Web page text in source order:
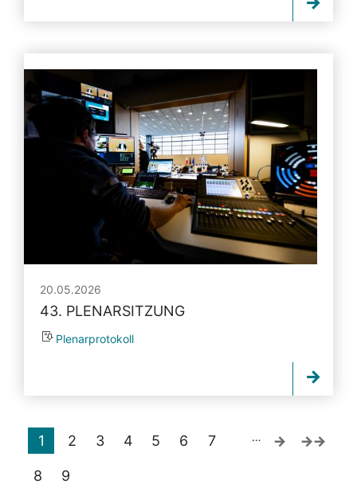
20.05.2026
43. PLENARSITZUNG
Plenarprotokoll
1 2 3 4 5 6 7
8 9
…